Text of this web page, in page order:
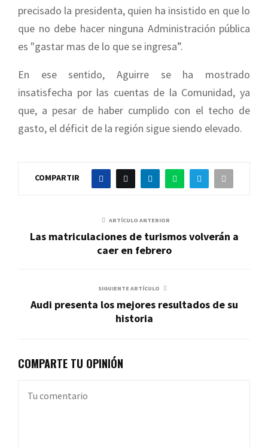
precisado la presidenta, quien ha insistido en que lo
que no debe hacer ninguna Administración pública
es "gastar mas de lo que se ingresa”.
En ese sentido, Aguirre se ha mostrado
insatisfecha por las cuentas de la Comunidad, ya
que, a pesar de haber cumplido con el techo de
gasto, el déficit de la región sigue siendo elevado.
COMPARTIR
ARTÍCULO ANTERIOR
Las matriculaciones de turismos volverán a
caer en febrero
SIGUIENTE ARTÍCULO
Audi presenta los mejores resultados de su
historia
COMPARTE TU OPINIÓN